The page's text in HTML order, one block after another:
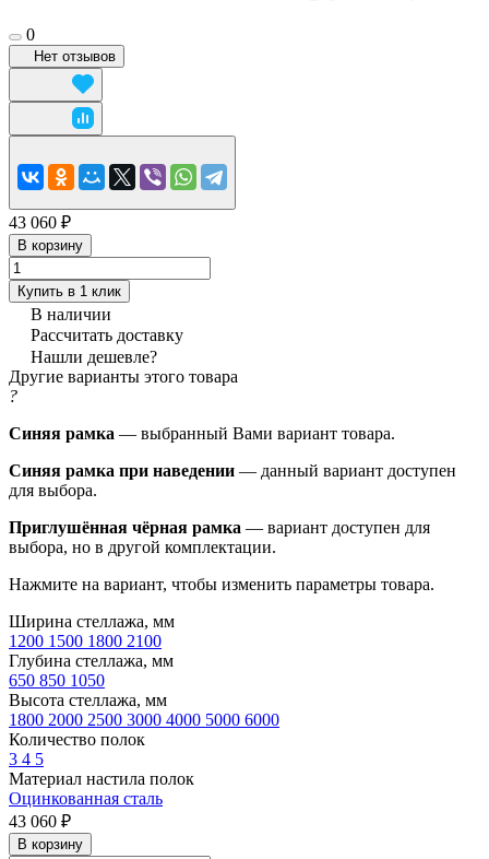
0
Нет отзывов
43 060 ₽
В корзину
Купить в 1 клик
В наличии
Рассчитать доставку
Нашли дешевле?
Другие варианты этого товара
?
Синяя рамка — выбранный Вами вариант товара.
Синяя рамка при наведении — данный вариант доступен
для выбора.
Приглушённая чёрная рамка — вариант доступен для
выбора, но в другой комплектации.
Нажмите на вариант, чтобы изменить параметры товара.
Ширина стеллажа, мм
1200 1500 1800 2100
Глубина стеллажа, мм
650 850 1050
Высота стеллажа, мм
1800 2000 2500 3000 4000 5000 6000
Количество полок
3 4 5
Материал настила полок
Оцинкованная сталь
43 060 ₽
В корзину